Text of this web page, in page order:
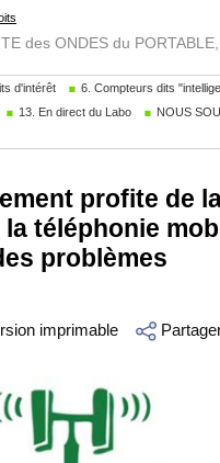
des ONDES du
d'intérêt 6. Compteurs dits
13. En direct du Labo
NOUS
profite de
téléphonie
problèmes
imprimable